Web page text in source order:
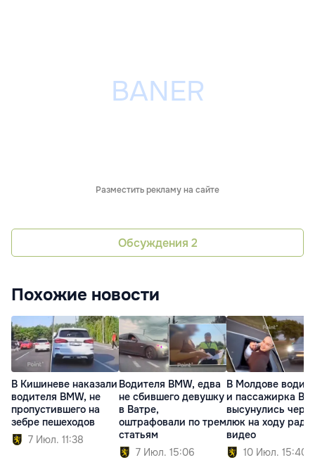
Разместить рекламу на сайте
Обсуждения 2
Похожие новости
В Кишиневе наказали
водителя BMW, не
пропустившего на
зебре пешеходов
7 Июл. 11:38
Водителя BMW, едва
не сбившего девушку
в Ватре,
оштрафовали по трем
статьям
7 Июл. 15:06
В Молдове
и пассажирка
высунулись через
люк на ходу ради
видео
10 Июл. 15:40